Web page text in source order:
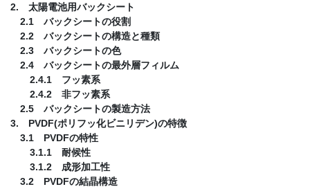
2. 太陽電池用バックシート
2.1 バックシートの役割
2.2 バックシートの構造と種類
2.3 バックシートの色
2.4 バックシートの最外層フィルム
2.4.1 フッ素系
2.4.2 非フッ素系
2.5 バックシートの製造方法
3. PVDF(ポリフッ化ビニリデン)の特徴
3.1 PVDFの特性
3.1.1 耐候性
3.1.2 成形加工性
3.2 PVDFの結晶構造